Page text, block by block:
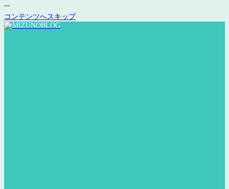
""
コンテンツへスキップ